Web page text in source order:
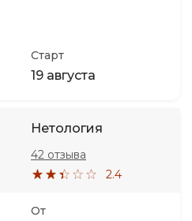
Старт
19 августа
Нетология
2.4
42 отзыва
От